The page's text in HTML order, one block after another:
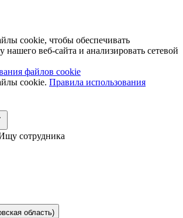
cookie, чтобы обеспечивать
нашего веб-сайта и анализировать сетевой
файлов cookie
cookie. Правила использования
сотрудника
область)